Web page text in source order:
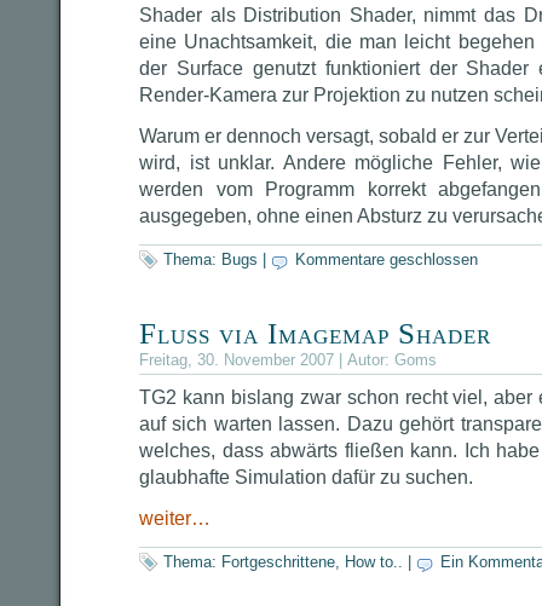
Shader als Distribution Shader, nimmt das
eine Unachtsamkeit, die man leicht
der Surface genutzt funktioniert der
Render-Kamera zur Projektion zu nutzen
Warum er dennoch versagt, sobald er zur
wird, ist unklar. Andere mögliche Fehler,
werden vom Programm korrekt
ausgegeben, ohne einen Absturz zu
Thema: Bugs Kommentare geschlossen
Fluss via Imagemap Shader
Freitag, 30. November 2007 | Autor: Goms
TG2 kann bislang zwar schon recht viel,
auf sich warten lassen. Dazu gehört
welches, dass abwärts fließen kann. Ich
glaubhafte Simulation dafür zu suchen.
weiter…
Thema: Fortgeschrittene, How to.. Ein